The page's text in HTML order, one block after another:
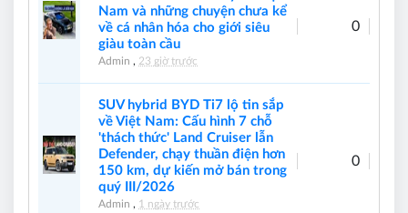
Nam và những chuyện chưa kể
về cá nhân hóa cho giới siêu
giàu toàn cầu
Admin , 23 giờ trước
0
SUV hybrid BYD Ti7 lộ tin sắp
về Việt Nam: Cấu hình 7 chỗ
'thách thức' Land Cruiser lẫn
Defender, chạy thuần điện hơn
150 km, dự kiến mở bán trong
quý III/2026
Admin , 1 ngày trước
0